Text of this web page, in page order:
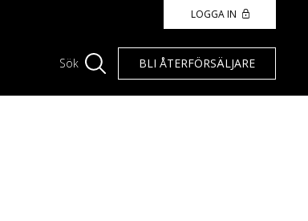
LOGGA IN
Sök BLI ÅTERFÖRSÄLJARE